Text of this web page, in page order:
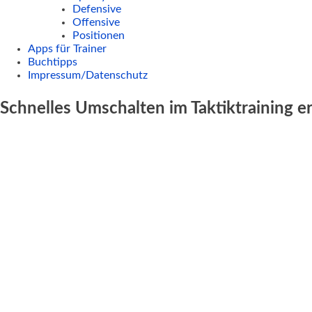
Defensive
Offensive
Positionen
Apps für Trainer
Buchtipps
Impressum/Datenschutz
Schnelles Umschalten im Taktiktraining